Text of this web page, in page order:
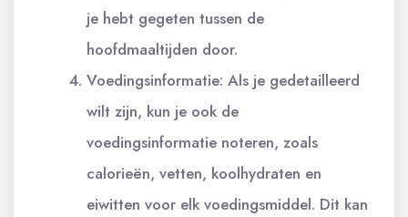
je hebt gegeten tussen de
hoofdmaaltijden door.
Voedingsinformatie: Als je gedetailleerd
wilt zijn, kun je ook de
voedingsinformatie noteren, zoals
calorieën, vetten, koolhydraten en
eiwitten voor elk voedingsmiddel. Dit kan